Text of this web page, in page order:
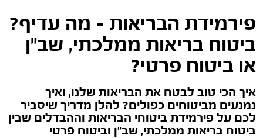
פירמידת הבריאות – מה עדיף?
ביטוח בריאות ממלכתי, שב"ן
או ביטוח פרטי?
איך הכי טוב לבטח את הבריאות שלנו, ואיך
נמנעים מביטוחים כפולים? להלן מדריך שיסביר
לכם על פירמידת ביטוחי הבריאות וההבדלים שבין
ביטוח בריאות ממלכתי, שב"ן וביטוח פרטי